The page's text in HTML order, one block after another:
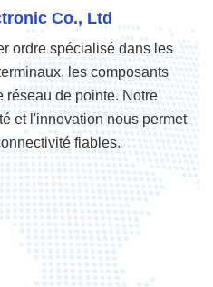
Co., Ltd
ordre spécialisé dans les
les composants
réseau de pointe. Notre
et l'innovation nous permet
fiables.